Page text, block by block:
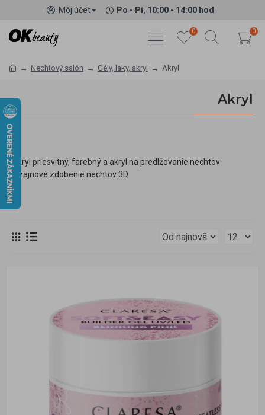
Môj účet Po - Pi, 10:00 - 14:00 hod
0 0
Nechtový salón Gély, laky, akryl Akryl
Akryl
Akryl priesvitný, farebný a akryl na predlžovanie nechtov
dizajnové zdobenie nechtov 3D